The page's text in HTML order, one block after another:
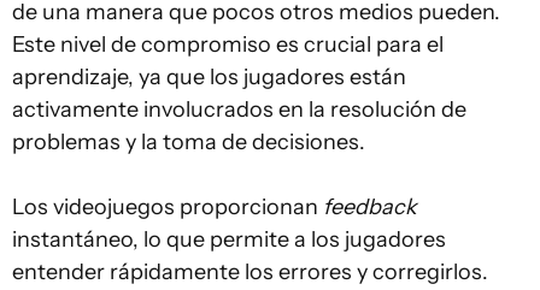
de una manera que pocos otros medios pueden.
Este nivel de compromiso es crucial para el
aprendizaje, ya que los jugadores están
activamente involucrados en la resolución de
problemas y la toma de decisiones.
Los videojuegos proporcionan feedback
instantáneo, lo que permite a los jugadores
entender rápidamente los errores y corregirlos.